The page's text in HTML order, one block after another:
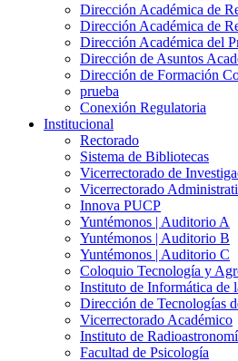
Dirección Académica de
Dirección Académica de
Dirección Académica del
Dirección de Asuntos
Dirección de Formación
prueba
Conexión Regulatoria
Institucional
Rectorado
Sistema de Bibliotecas
Vicerrectorado de
Vicerrectorado
Innova PUCP
Yuntémonos | Auditorio A
Yuntémonos | Auditorio B
Yuntémonos | Auditorio C
Coloquio Tecnología y
Instituto de Informática de
Dirección de Tecnologías
Vicerrectorado Académico
Instituto de
Facultad de Psicología